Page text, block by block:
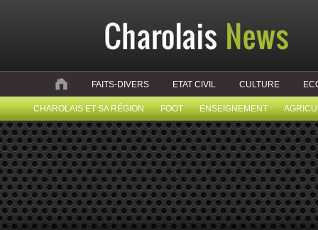
FAITS-DIVERS ETAT CIVIL CULTURE
CHAROLAIS ET SA RÉGION FOOT ENSEIGNEMENT